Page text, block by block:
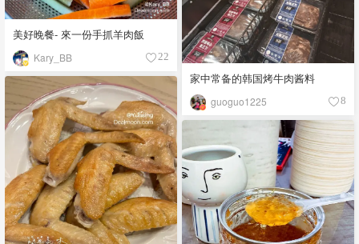
美好晚餐- 來一份手抓羊肉飯
Kary_BB 22
家中常备的韩国烤牛肉酱料
guoguo1225 8